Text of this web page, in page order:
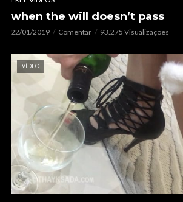
when the will doesn’t pass
22/01/2019 Comentar 93.275 Visualizações
VÍDEO